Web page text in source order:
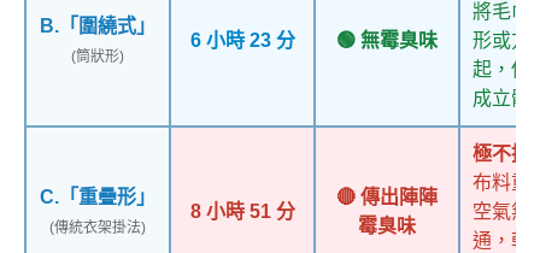
B.「圍繞式」
(筒狀形)
6 小時 23 分 🟢 無霉臭味
將毛巾
形或方
起，使
成立體
C.「重疊形」
(傳統衣架掛法)
8 小時 51 分
🔴 傳出陣陣
霉臭味
極不推
布料重
空氣無
通，乾